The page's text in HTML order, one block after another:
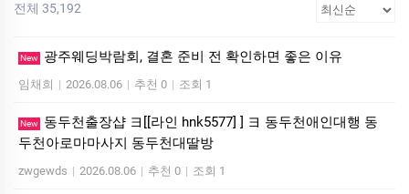
전체 35,192
New 광주웨딩박람회, 결혼 준비 전 확인하면 좋은 이유
임채희 | 2026.08.06 | 추천 0 | 조회 1
New
동두천출장샵 ヨ[[라인 hnk5577] ] ヨ 동두천애인대행 동
두천아로마마사지 동두천대딸방
zwgewds | 2026.08.06 | 추천 0 | 조회 1